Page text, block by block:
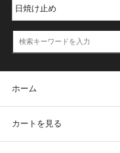
ホーム
カートを見る